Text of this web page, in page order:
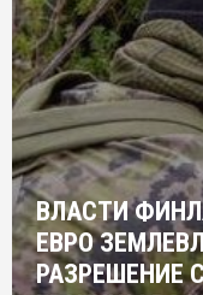
ВЛАСТИ
ЕВРО
РАЗРЕШЕНИЕ